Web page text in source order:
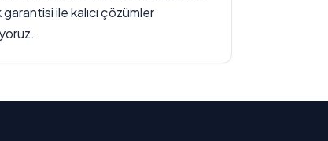
garantisi ile kalıcı çözümler